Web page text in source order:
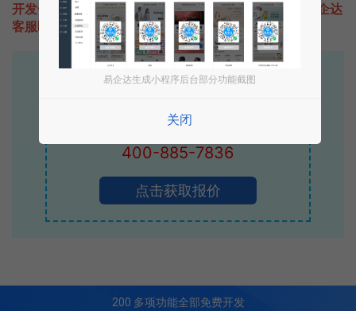
开发一款类似有的选的小程序不难，只需要咨询本站易企达
客服即可为您定制开发，免费提供报价。
易企达10年行业沉淀！
立即拨打电话享优惠
400-885-7836
点击获取报价
200 多项功能全部免费开发
易企达生成小程序后台部分功能截图
关闭